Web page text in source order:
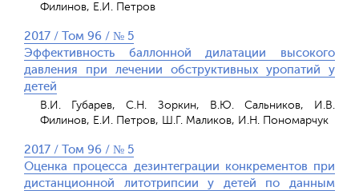
Филинов, Е.И. Петров
2017 / Том 96 / № 5
Эффективность баллонной дилатации высокого
давления при лечении обструктивных уропатий у
детей
В.И. Губарев, С.Н. Зоркин, В.Ю. Сальников, И.В.
Филинов, Е.И. Петров, Ш.Г. Маликов, И.Н. Пономарчук
2017 / Том 96 / № 5
Оценка процесса дезинтеграции конкрементов при
дистанционной литотрипсии у детей по данным